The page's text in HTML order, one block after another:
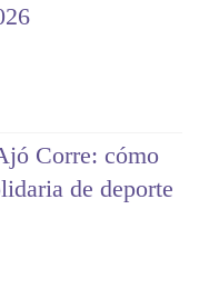
Corre: cómo
de deporte